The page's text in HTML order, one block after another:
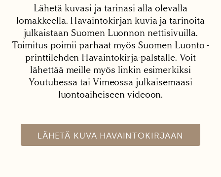
Lähetä kuvasi ja tarinasi alla olevalla
lomakkeella. Havaintokirjan kuvia ja tarinoita
julkaistaan Suomen Luonnon nettisivuilla.
Toimitus poimii parhaat myös Suomen Luonto -
printtilehden Havaintokirja-palstalle. Voit
lähettää meille myös linkin esimerkiksi
Youtubessa tai Vimeossa julkaisemaasi
luontoaiheiseen videoon.
LÄHETÄ KUVA HAVAINTOKIRJAAN